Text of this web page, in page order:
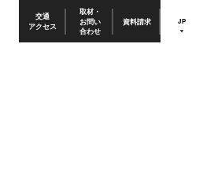
交通
アクセス
取材・
お問い
合わせ
資料請求 JP